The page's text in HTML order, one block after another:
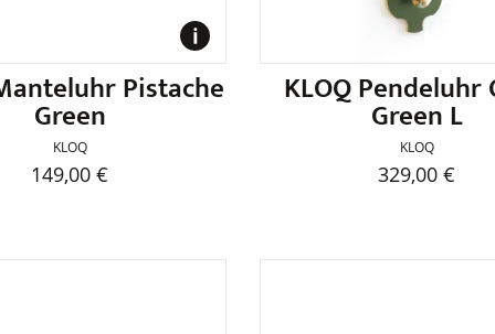
Pistache
Green
KLOQ
149,00€
KLOQ Pendeluhr
Green L
KLOQ
329,00€
weist